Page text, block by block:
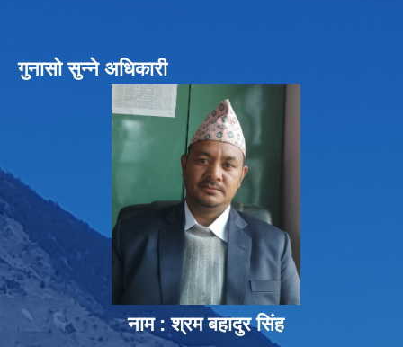
गुनासो सुन्ने अधिकारी
नाम : श्रम बहादुर सिंह